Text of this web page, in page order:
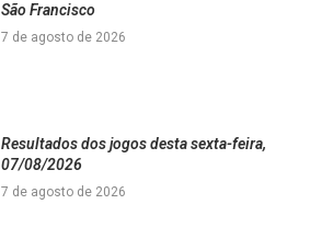
São Francisco
7 de agosto de 2026
Resultados dos jogos desta sexta-feira,
07/08/2026
7 de agosto de 2026